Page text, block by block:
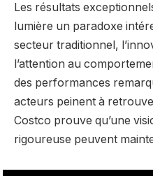
Les résultats
lumière un paradoxe
secteur traditionnel,
l’attention au
des performances
acteurs peinent à
Costco prouve qu’une
rigoureuse peuvent